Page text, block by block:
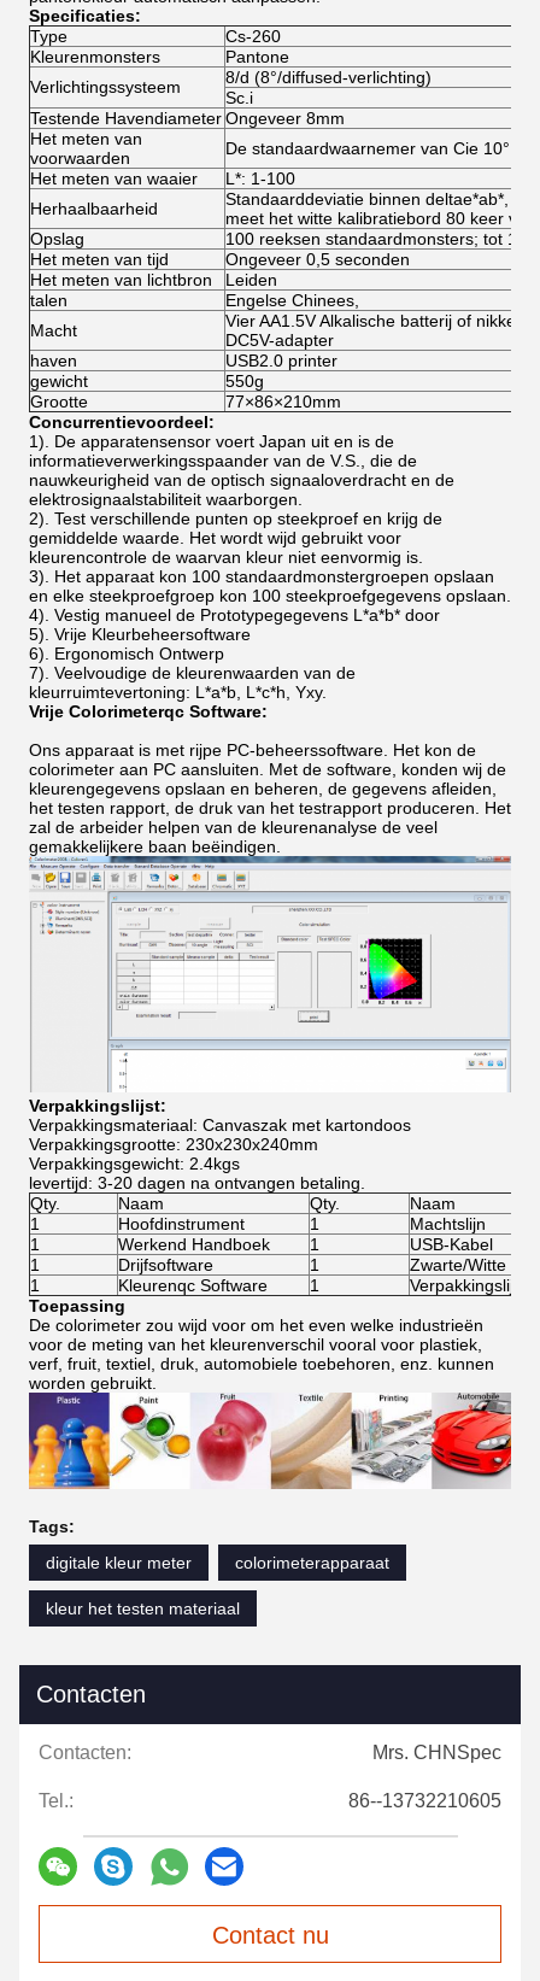
Specificaties:
Type
Cs-260
Kleurenmonsters
Pantone
Verlichtingssysteem
8/d (8°/diffused-verlichting)
Sc.i
Testende HavendiameterOngeveer 8mm
Het meten van
voorwaarden
De standaardwaarnemer van Cie 10°;
Het meten van waaier
L*: 1-100
Herhaalbaarheid
Standaarddeviatie binnen deltae*ab*,
meet het witte kalibratiebord 80 keer
Opslag
100 reeksen standaardmonsters; tot
Het meten van tijd
Ongeveer 0,5 seconden
Het meten van lichtbron
Leiden
talen
Engelse Chinees,
Macht
Vier AA1.5V Alkalische batterij of nikkel-
DC5V-adapter
haven
USB2.0 printer
gewicht
550g
Grootte
77×86×210mm
Concurrentievoordeel:
1). De apparatensensor voert Japan uit en is de
informatieverwerkingsspaander van de V.S., die de
nauwkeurigheid van de optisch signaaloverdracht en de
elektrosignaalstabiliteit waarborgen.
2). Test verschillende punten op steekproef en krijg de
gemiddelde waarde. Het wordt wijd gebruikt voor
kleurencontrole de waarvan kleur niet eenvormig is.
3).
Het apparaat kon 100 standaardmonstergroepen opslaan
en elke steekproefgroep kon 100 steekproefgegevens opslaan.
4). Vestig manueel de Prototypegegevens L*a*b* door
5). Vrije Kleurbeheersoftware
6).
Ergonomisch Ontwerp
7). Veelvoudige de kleurenwaarden van de
kleurruimtevertoning: L*a*b, L*c*h, Yxy.
Vrije Colorimeterqc Software:
Ons apparaat is met rijpe PC-beheerssoftware. Het kon de
colorimeter aan PC aansluiten. Met de software, konden wij de
kleurengegevens opslaan en beheren, de gegevens afleiden,
het testen rapport, de druk van het testrapport produceren. Het
zal de arbeider helpen van de kleurenanalyse de veel
gemakkelijkere baan beëindigen.
Verpakkingslijst:
Verpakkingsmateriaal: Canvaszak met kartondoos
Verpakkingsgrootte: 230x230x240mm
Verpakkingsgewicht: 2.4kgs
levertijd: 3-20 dagen na ontvangen betaling.
Qty.
Naam Qty.
Naam
1
Hoofdinstrument 1
Machtslijn
1
Werkend Handboek 1
USB-Kabel
1
Drijfsoftware 1
Zwarte/Witte
1
Kleurenqc Software 1
Verpakkingslijst
Toepassing
De colorimeter zou wijd voor om het even welke industrieën
voor de meting van het kleurenverschil vooral voor plastiek,
verf, fruit, textiel, druk, automobiele toebehoren, enz. kunnen
worden gebruikt.
Tags:
digitale kleur meter
colorimeterapparaat
kleur het testen materiaal
Contacten
Contacten: Mrs. CHNSpec
Tel.: 86--13732210605
Contact nu